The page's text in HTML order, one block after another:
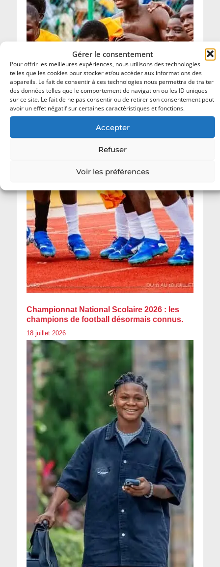
Gérer le consentement
Pour offrir les meilleures expériences, nous utilisons des technologies
telles que les cookies pour stocker et/ou accéder aux informations des
appareils. Le fait de consentir à ces technologies nous permettra de traiter
des données telles que le comportement de navigation ou les ID uniques
sur ce site. Le fait de ne pas consentir ou de retirer son consentement peut
avoir un effet négatif sur certaines caractéristiques et fonctions.
Accepter
Refuser
Voir les préférences
Championnat National Scolaire 2026 : les
champions de football désormais connus.
18 juillet 2026